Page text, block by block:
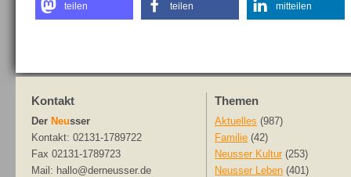
teilen teilen mitteilen
Kontakt
Der Neusser
Kontakt: 02131-1789722
Fax 02131-1789723
Mail: hallo@derneusser.de
Themen
Aktuelles (987)
Familie (42)
Neusser Kultur (253)
Neusser Leben (401)